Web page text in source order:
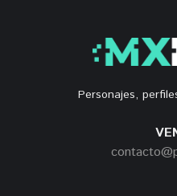
Personajes,